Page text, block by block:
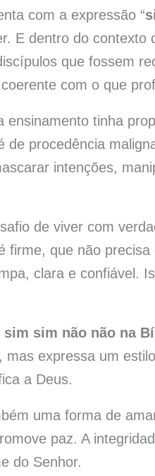
com a expressão “
E dentro do contexto
que fossem
com o que
tinha
de procedência
intenções,
de viver com
firme, que não
clara e confiável.
sim sim não não na
expressa um
a Deus.
uma forma de
paz. A
do Senhor.